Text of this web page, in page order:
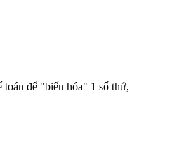
toán để "biến hóa" 1 số thứ,